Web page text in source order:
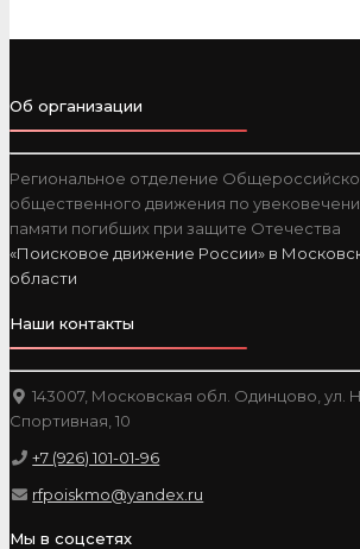
Об организации
Региональное отделение
общественного движения по
памяти погибших при защите Отечества
«Поисковое движение России» в
области
Наши контакты
143007, Московская обл. Одинцово, ул.
Спортивная, 10
+7 (926) 101-01-96
rfpoiskmo@yandex.ru
Мы в соцсетях